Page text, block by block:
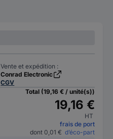
Vente et expédition :
Conrad Electronic
CGV
Total (19,16 € / unité(s))
19,16 €
HT
frais de port
dont 0,01 € d’éco-part